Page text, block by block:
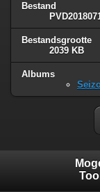
Bestand
Bestandsgrootte
2039 KB
Albums